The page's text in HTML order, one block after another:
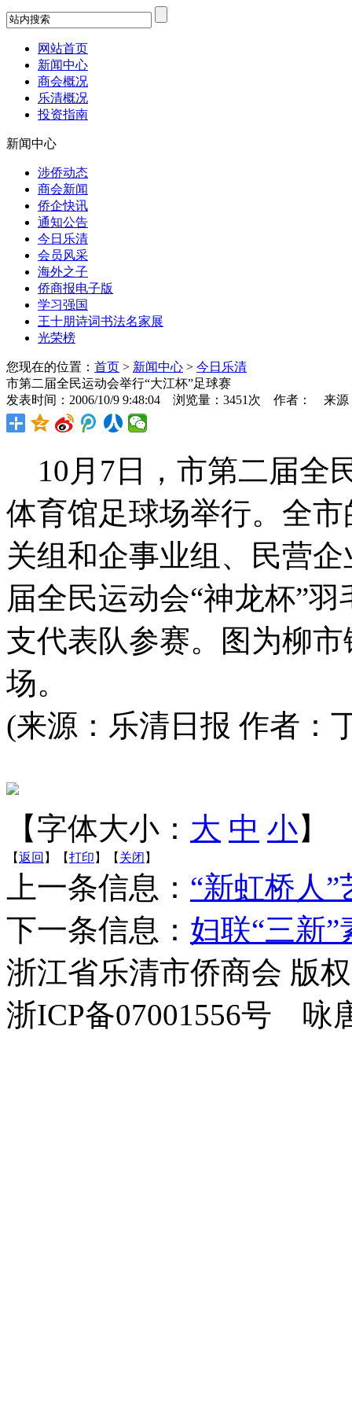
网站首页
新闻中心
商会概况
乐清概况
投资指南
新闻中心
涉侨动态
商会新闻
侨企快讯
通知公告
今日乐清
会员风采
海外之子
侨商报电子版
学习强国
王十朋诗词书法名家展
光荣榜
您现在的位置： 首页 > 新闻中心 > 今日乐清
市第二届全民运动会举行“大江杯”足球赛
发表时间：2006/10/9 9:48:04 浏览量：3451次 作者： 来源
10月7日，市第二届全
体育馆足球场举行。全
关组和企事业组、民营
届全民运动会“神龙杯”
支代表队参赛。图为柳
场。
(来源：乐清日报 作者：
【字体大小： 大 中 小】
【返回 】【打印 】【 关闭 】
上一条信息： “新虹桥人
下一条信息： 妇联“三新
浙江省乐清市侨商会 版
浙ICP备07001556号 咏